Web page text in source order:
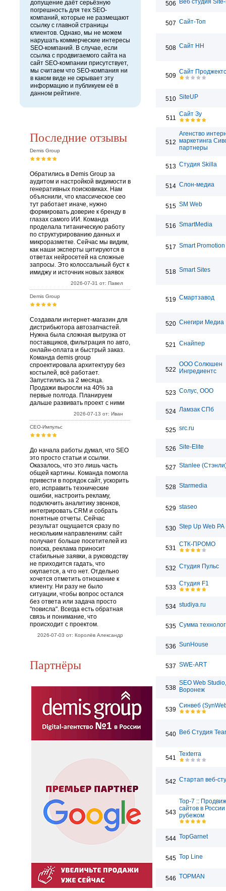
допущение даёт серьёзную
погрешность для тех SEO-
компаний, которые не размещают
ссылку с главной страницы
клиентов. Однако, мы не можем
нарушать коммерческие интересы
SEO-компаний. В случае, если
ссылка с продвигаемого сайта на
сайт SEO-компании присутствует,
мы считаем что SEO-компания ни
в каком виде не скрывает эту
информацию и публикуем её в
данном рейтинге.
Последние отзывы
Demis Group
Обратились в Demis Group за
аудитом и настройкой видимости в
генеративных поисковиках. Нам
объяснили, что классическое сео
тут работает иначе, нужно
формировать доверие к бренду в
глазах самого ИИ. Команда
проделала титаническую работу
по структурированию данных и
микроразметке. Сейчас мы видим,
как наши эксперты цитируются в
ответах нейросетей на сложные
запросы. Это колоссальный буст к
имиджу и источник новых заявок
2026-07-31 от: Павел
Demis Group
Создавали интернет-магазин для
дистрибьютора автозапчастей.
Нужна была сложная выгрузка от
поставщиков, фильтрация по авто,
онлайн-оплата и быстрый заказ.
Команда demis group
спроектировала архитектуру без
костылей, всё работает.
Запустились за 2 месяца.
Продажи выросли на 40% за
первые полгода. Планируем
дальше развивать проект с ними
2026-07-13 от: Иван
СЕО-Импульс
До начала работы думал, что SEO
это просто статьи и ссылки.
Оказалось, что это лишь часть
общей картины. Команда помогла
привести в порядок сайт, ускорить
его, исправить технические
ошибки, настроить рекламу,
подключить аналитику звонков,
интегрировать CRM и собрать
понятные отчеты. Сейчас
результат ощущается сразу по
нескольким направлениям: сайт
получает больше посетителей из
поиска, реклама приносит
стабильные заявки, а руководству
не приходится гадать, что
окупается, а что нет. Отдельно
хочется отметить отношение к
клиенту. Ни разу не было
ситуации, чтобы вопрос остался
без ответа или задача просто
"повисла". Всегда есть обратная
связь и понимание, что
происходит с проектом.
2026-07-03 от: Королёв Александр
Партнёры
506 Веб студия
507 Сайт-Топ
508 Сайт НН
509
Сайт Проджектс
510 SiteUP
511
Сайт Зу
512
Агенство
маркетинга
партнеры
513 Студия Skilla
514 Слон-медиа
515 SM Web
516 SmartMedia
517 Smart Promotion
518 Smart Sites
519 Смартзавод
520 Снегири Медиа
521 Снайпер
522
ООО Солюшен
Ингредиентс
523 Солус, ООО
524 Ламзак СПб
525 src.ru
526 Site-Elite
527 Stanlee
528 Starmedia
529 staseo
530 Step Up Web РА
531
СТК-ПРОМО
532 Студия Пульс
533
Студия F1
534 studiya.ru
535 Сумма
536 SunHouse
537 SWE-ART
538
SEO Web Studio,
Воронеж
539
Синвеб
540 Веб Студия
541
Texterra
542 Стартап веб-
543
Top-7 ::
сайтов в
рубежом
544 TopGarnet
545 Top Line
546 TOPMAN